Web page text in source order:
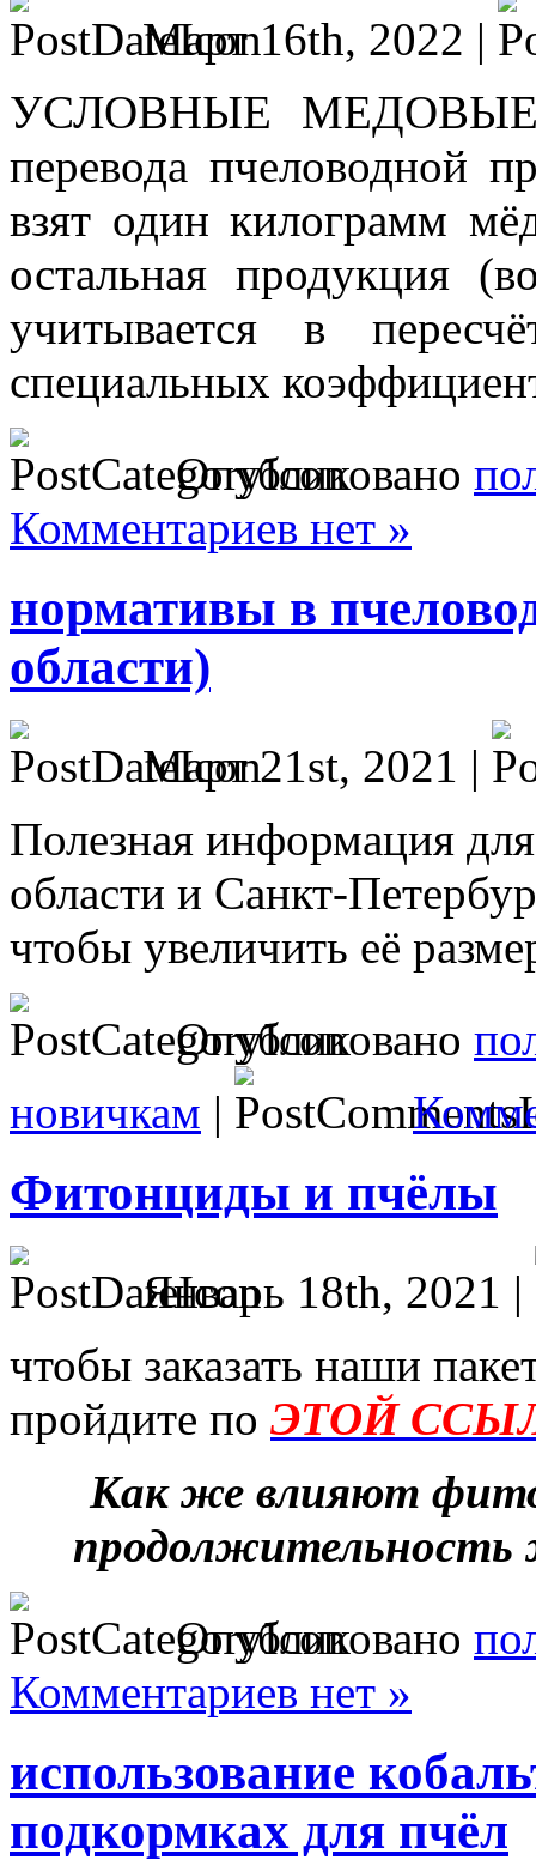
Март 16th, 2022 |
УСЛОВНЫЕ МЕДОВЫЕ
перевода пчеловодной
взят один килограмм
остальная продукция
учитывается в
специальных
Опубликовано
Комментариев нет »
нормативы в
области)
Март 21st, 2021 |
Полезная информация
области и Санкт-
чтобы увеличить её
Опубликовано
новичкам |
Фитонциды и пчёлы
Январь 18th, 2021 |
чтобы заказать наши
пройдите по ЭТОЙ
Как же влияют
продолжительность
Опубликовано
Комментариев нет »
использование
подкормках для пчёл